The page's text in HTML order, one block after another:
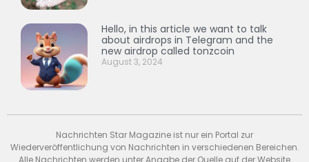
Hello, in this article we want to talk
about airdrops in Telegram and the
new airdrop called tonzcoin
August 3, 2024
Nachrichten Star Magazine ist nur ein Portal zur
Wiederveröffentlichung von Nachrichten in verschiedenen Bereichen.
Alle Nachrichten werden unter Angabe der Quelle auf der Website